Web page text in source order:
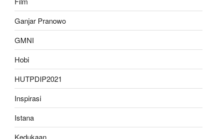
Ganjar Pranowo
GMNI
Hobi
HUTPDIP2021
Inspirasi
Istana
Kedukaan